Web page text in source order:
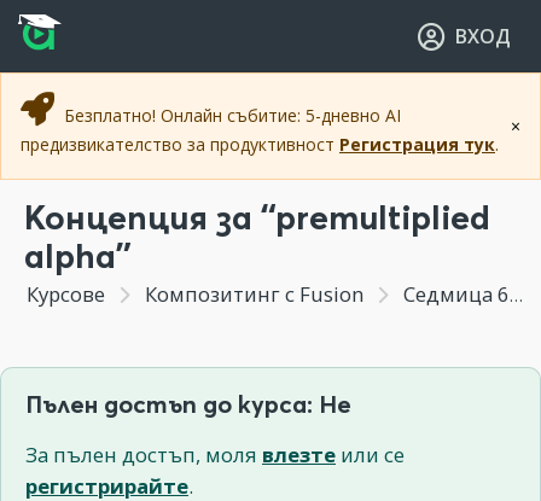
Прескочи към основното съдържание
Прескочи към навигацията
ВХОД
×
Безплатно! Онлайн събитие: 5-дневно AI
предизвикателство за продуктивност Регистрация тук.
Концепция за “premultiplied
alpha”
Курсове Композитинг с Fusion Седмица 6 - Създаване на фойерверки. Използване на инструменти за по ясно организиране на композицията.
Пълен достъп до курса: Не
За пълен достъп, моля влезте или се
регистрирайте.